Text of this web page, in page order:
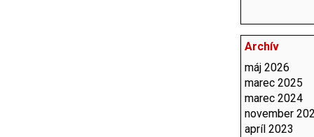
Archív
máj 2026
marec 2025
marec 2024
november
apríl 2023